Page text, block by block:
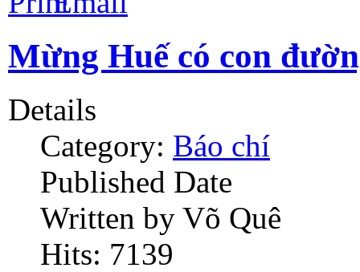
Mừng Huế có con
Details
Category: Báo chí
Published Date
Written by Võ Quê
Hits: 7139